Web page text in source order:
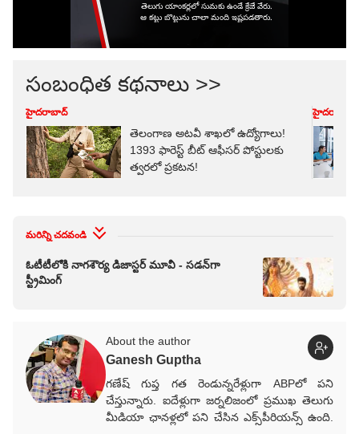
సంబంధిత కథనాలు >>
హైదరాబాద్
తెలంగాణ అటవీ శాఖలో ఉద్యోగాలు!
1393 ఫారెస్ట్ బీట్ ఆఫీసర్‌ పోస్టులకు
త్వరలో ప్రకటన!
హైదరాబాద్
మరిన్ని చదవండి
ఓటీటీలోకి నాగశౌర్య డిజాస్టర్ మూవీ - సడన్‌గా
స్ట్రీమింగ్
About the author
Ganesh Guptha
గణేష్ గుప్త గత రెండున్నరేళ్లుగా ABPలో పని
చేస్తున్నారు. ఐదేళ్లుగా జర్నలిజంలో ప్రముఖ తెలుగు
మీడియా ఛానళ్లలో పని చేసిన ఎక్స్‌పీరియన్స్ ఉంది.